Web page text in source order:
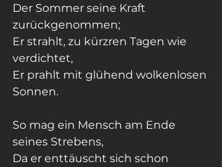
PHOTOS
Der Sommer seine Kraft
zurückgenommen;
Er strahlt, zu kürzren Tagen wie
verdichtet,
Er prahlt mit glühend wolkenlosen
Sonnen.
So mag ein Mensch am Ende
seines Strebens,
Da er enttäuscht sich schon